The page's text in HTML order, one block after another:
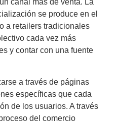
canal más de venta. La
se produce en el
a retailers tradicionales
cada vez más
y contar con una fuente
a través de páginas
específicas que cada
de los usuarios. A través
del comercio